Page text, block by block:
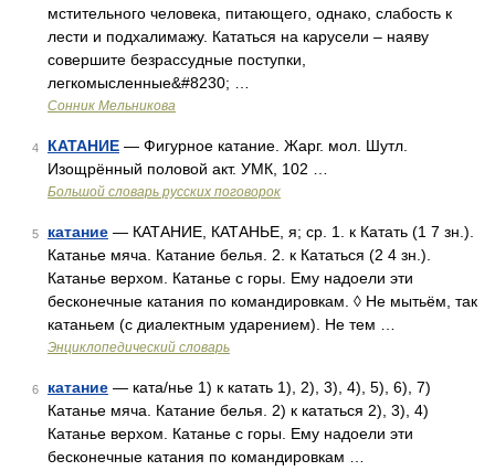
мстительного человека, питающего, однако, слабость к
лести и подхалимажу. Кататься на карусели – наяву
совершите безрассудные поступки,
легкомысленные&#8230; …
Сонник Мельникова
4 КАТАНИЕ — Фигурное катание. Жарг. мол. Шутл.
Изощрённый половой акт. УМК, 102 …
Большой словарь русских поговорок
5 катание — КАТАНИЕ, КАТАНЬЕ, я; ср. 1. к Катать (1 7 зн.).
Катанье мяча. Катание белья. 2. к Кататься (2 4 зн.).
Катанье верхом. Катанье с горы. Ему надоели эти
бесконечные катания по командировкам. ◊ Не мытьём, так
катаньем (с диалектным ударением). Не тем …
Энциклопедический словарь
6 катание — ката/нье 1) к катать 1), 2), 3), 4), 5), 6), 7)
Катанье мяча. Катание белья. 2) к кататься 2), 3), 4)
Катанье верхом. Катанье с горы. Ему надоели эти
бесконечные катания по командировкам …